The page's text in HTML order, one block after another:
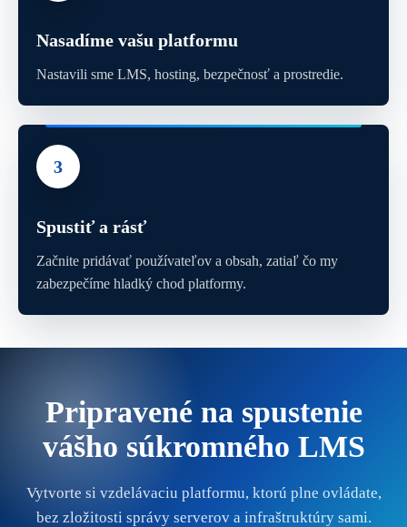
Nasadíme vašu platformu
Nastavili sme LMS, hosting, bezpečnosť a prostredie.
3
Spustiť a rásť
Začnite pridávať používateľov a obsah, zatiaľ čo my
zabezpečíme hladký chod platformy.
Pripravené na spustenie
vášho súkromného LMS
Vytvorte si vzdelávaciu platformu, ktorú plne ovládate,
bez zložitosti správy serverov a infraštruktúry sami.